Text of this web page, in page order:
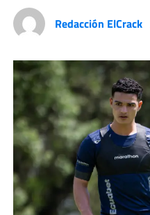
Redacción ElCrack